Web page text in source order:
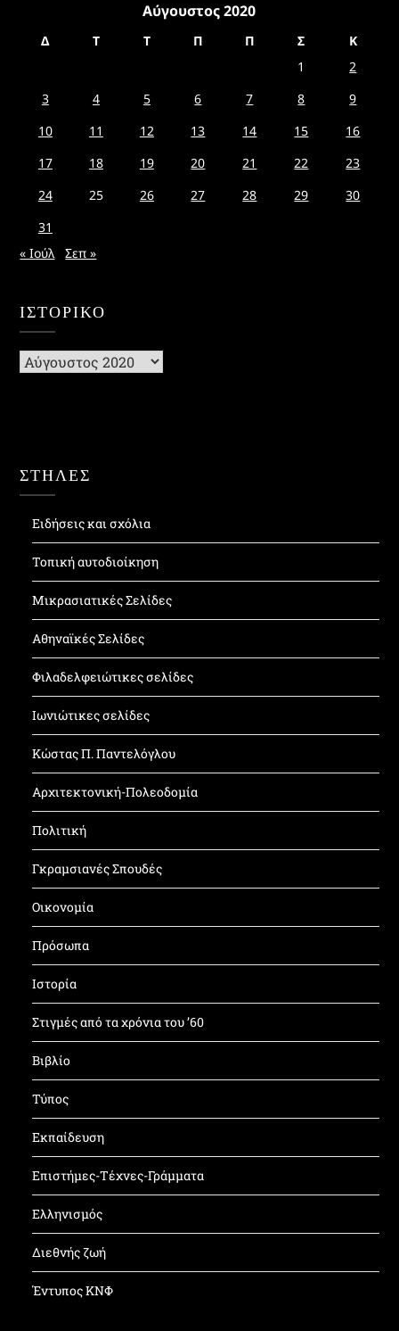
Αύγουστος 2020
Δ Τ Τ Π Π Σ
Κ
1
2
3
4 5 6 7 8
9
10
11 12 13 14 15
16
17
18 19 20 21 22
23
24
25 26 27 28 29
30
31
« Ιούλ
Σεπ »
ΙΣΤΟΡΙΚΌ
Ιστορικό
ΣΤΗΛΕΣ
Ειδήσεις και σχόλια
Τοπική αυτοδιοίκηση
Μικρασιατικές Σελίδες
Αθηναϊκές Σελίδες
Φιλαδελφειώτικες σελίδες
Ιωνιώτικες σελίδες
Κώστας Π. Παντελόγλου
Αρχιτεκτονική-Πολεοδομία
Πολιτική
Γκραμσιανές Σπουδές
Οικονομία
Πρόσωπα
Ιστορία
Στιγμές από τα χρόνια του ’60
Βιβλίο
Τύπος
Εκπαίδευση
Επιστήμες-Τέχνες-Γράμματα
Ελληνισμός
Διεθνής ζωή
Έντυπος ΚΝΦ